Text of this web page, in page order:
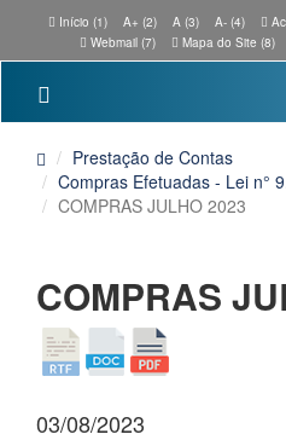
Início (1) A+ (2) A (3) A- (4)
Webmail (7)
Mapa do Site (8)
Prestação de Contas
Compras Efetuadas - Lei n°
COMPRAS JULHO 2023
COMPRAS
03/08/2023